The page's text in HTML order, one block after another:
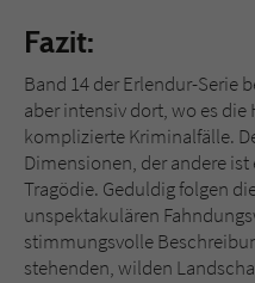
Fazit:
Band 14 der Erlendur-Serie
aber intensiv dort, wo es
komplizierte Kriminalfälle.
Dimensionen, der andere
Tragödie. Geduldig folgen
unspektakulären
stimmungsvolle
stehenden, wilden